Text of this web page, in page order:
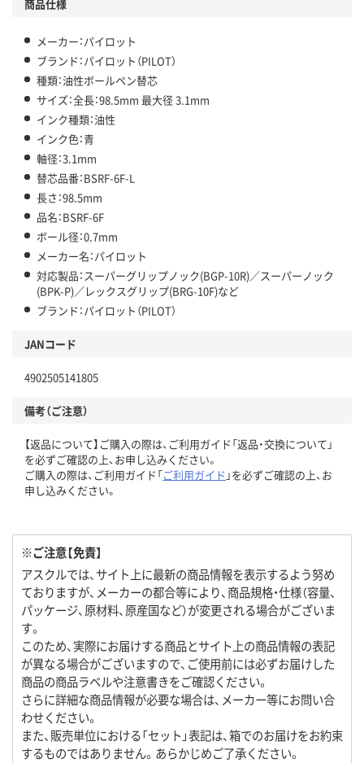
商品仕様
メーカー：パイロット
ブランド：パイロット（PILOT）
種類：油性ボールペン替芯
サイズ：全長：98.5mm 最大径 3.1mm
インク種類：油性
インク色：青
軸径：3.1mm
替芯品番：BSRF-6F-L
長さ：98.5mm
品名：BSRF-6F
ボール径：0.7mm
メーカー名：パイロット
対応製品：スーパーグリップノック(BGP-10R)／スーパーノック
(BPK-P)／レックスグリップ(BRG-10F)など
ブランド：パイロット（PILOT）
JANコード
4902505141805
備考（ご注意）
【返品について】ご購入の際は、ご利用ガイド「返品・交換について」
を必ずご確認の上、お申し込みください。
ご購入の際は、ご利用ガイド「ご利用ガイド 」を必ずご確認の上、お
申し込みください。
※ご注意【免責】
アスクルでは、サイト上に最新の商品情報を表示するよう努め
ておりますが、メーカーの都合等により、商品規格・仕様（容量、
パッケージ、原材料、原産国など）が変更される場合がございま
す。
このため、実際にお届けする商品とサイト上の商品情報の表記
が異なる場合がございますので、ご使用前には必ずお届けした
商品の商品ラベルや注意書きをご確認ください。
さらに詳細な商品情報が必要な場合は、メーカー等にお問い合
わせください。
また、販売単位における「セット」表記は、箱でのお届けをお約束
するものではありません。あらかじめご了承ください。